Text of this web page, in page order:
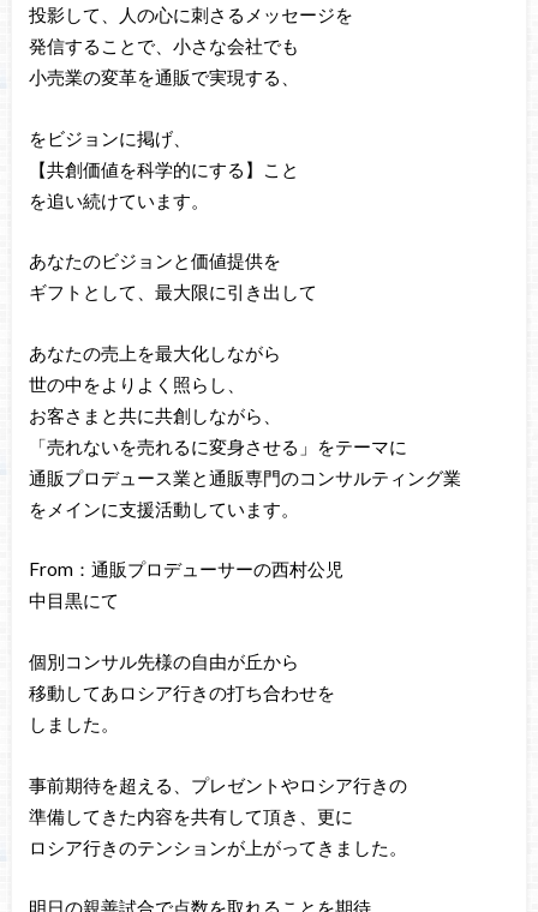
投影して、人の心に刺さるメッセージを
発信することで、小さな会社でも
小売業の変革を通販で実現する、
をビジョンに掲げ、
【共創価値を科学的にする】こと
を追い続けています。
あなたのビジョンと価値提供を
ギフトとして、最大限に引き出して
あなたの売上を最大化しながら
世の中をよりよく照らし、
お客さまと共に共創しながら、
「売れないを売れるに変身させる」をテーマに
通販プロデュース業と通販専門のコンサルティング業
をメインに支援活動しています。
From：通販プロデューサーの西村公児
中目黒にて
個別コンサル先様の自由が丘から
移動してあロシア行きの打ち合わせを
しました。
事前期待を超える、プレゼントやロシア行きの
準備してきた内容を共有して頂き、更に
ロシア行きのテンションが上がってきました。
明日の親善試合で点数を取れることを期待